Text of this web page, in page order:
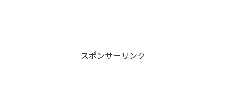
スポンサーリンク